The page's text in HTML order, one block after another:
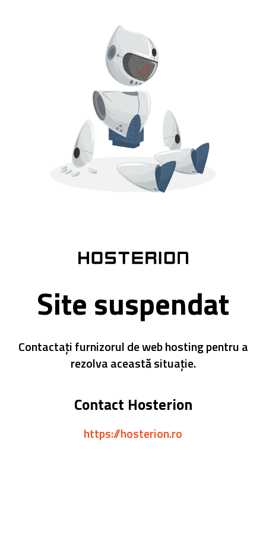
Site suspendat
Contactați furnizorul de web hosting pentru a
rezolva această situație.
Contact Hosterion
https://hosterion.ro